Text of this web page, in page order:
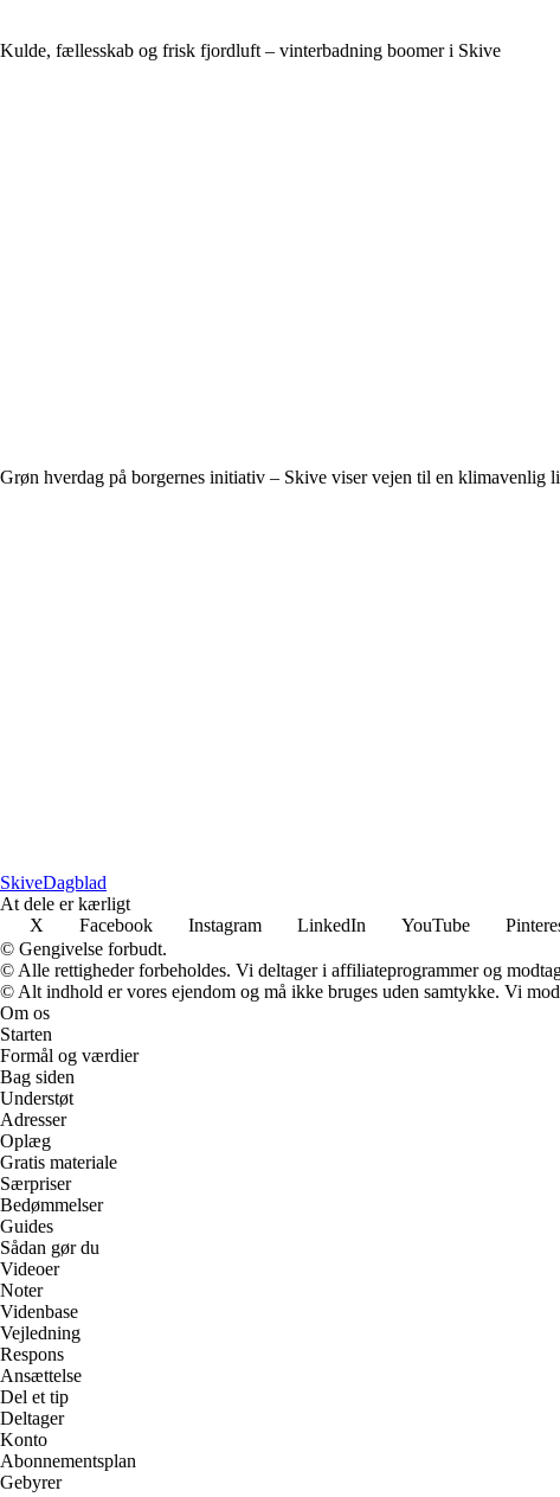
Kulde, fællesskab og frisk fjordluft – vinterbadning boomer i Skive
Grøn hverdag på borgernes initiativ – Skive viser vejen til en klimavenlig
SkiveDagblad
At dele er kærligt
X
Facebook Instagram LinkedIn YouTube
© Gengivelse forbudt.
© Alle rettigheder forbeholdes. Vi deltager i affiliateprogrammer og
© Alt indhold er vores ejendom og må ikke bruges uden samtykke. Vi
Om os
Starten
Formål og værdier
Bag siden
Understøt
Adresser
Oplæg
Gratis materiale
Særpriser
Bedømmelser
Guides
Sådan gør du
Videoer
Noter
Videnbase
Vejledning
Respons
Ansættelse
Del et tip
Deltager
Konto
Abonnementsplan
Gebyrer